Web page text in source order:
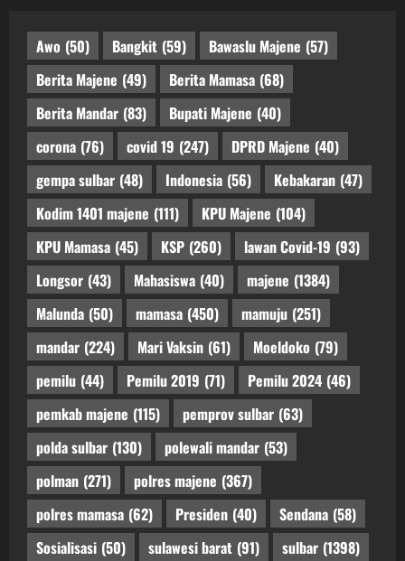
Awo (50) Bangkit (59) Bawaslu Majene (57)
Berita Majene (49) Berita Mamasa (68)
Berita Mandar (83) Bupati Majene (40)
corona (76) covid 19 (247) DPRD Majene (40)
gempa sulbar (48) Indonesia (56) Kebakaran (47)
Kodim 1401 majene (111) KPU Majene (104)
KPU Mamasa (45) KSP (260) lawan Covid-19 (93)
Longsor (43) Mahasiswa (40) majene (1384)
Malunda (50) mamasa (450) mamuju (251)
mandar (224) Mari Vaksin (61) Moeldoko (79)
pemilu (44) Pemilu 2019 (71) Pemilu 2024 (46)
pemkab majene (115) pemprov sulbar (63)
polda sulbar (130) polewali mandar (53)
polman (271) polres majene (367)
polres mamasa (62) Presiden (40) Sendana (58)
Sosialisasi (50) sulawesi barat (91) sulbar (1398)